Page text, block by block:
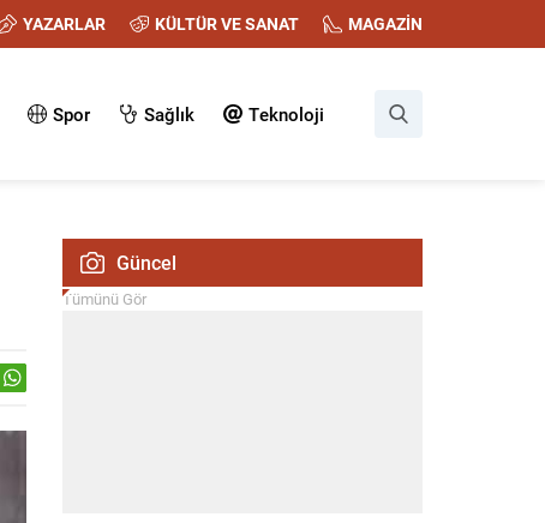
YAZARLAR KÜLTÜR VE SANAT MAGAZİN
Spor Sağlık Teknoloji
Güncel
Tümünü Gör